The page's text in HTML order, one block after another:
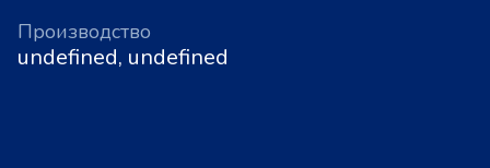
Производство
undefined, undefined